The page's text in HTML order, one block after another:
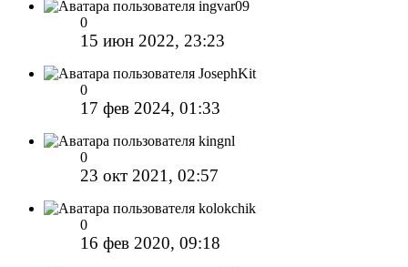
ingvar09
0
15 июн 2022, 23:23
JosephKit
0
17 фев 2024, 01:33
kingnl
0
23 окт 2021, 02:57
kolokchik
0
16 фев 2020, 09:18